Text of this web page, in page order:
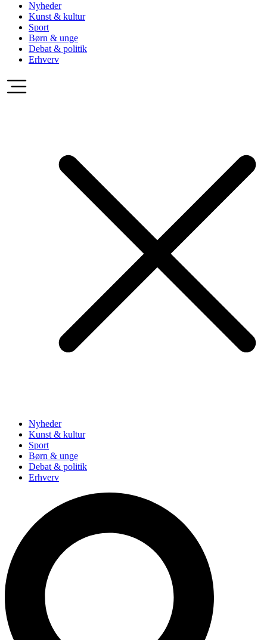
Nyheder
Kunst & kultur
Sport
Børn & unge
Debat & politik
Erhverv
Nyheder
Kunst & kultur
Sport
Børn & unge
Debat & politik
Erhverv